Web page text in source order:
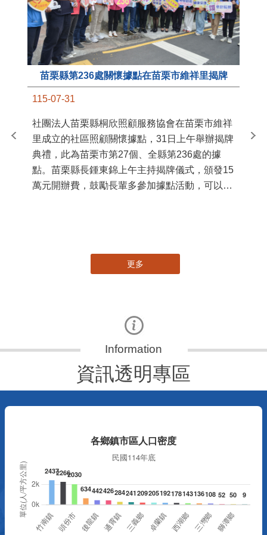
苗栗縣第236處關懷據點在苗栗市維祥里揭牌
115-07-31
社團法人苗栗縣桐欣照顧服務協會在苗栗市維祥
里成立的社區照顧關懷據點，31日上午舉辦揭牌
典禮，此為苗栗市第27個、全縣第236處的據
點。苗栗縣長鍾東錦上午主持揭牌儀式，頒發15
萬元開辦費，鼓勵長輩多參加據點活動，可以更
苗
更多
資訊透明專區